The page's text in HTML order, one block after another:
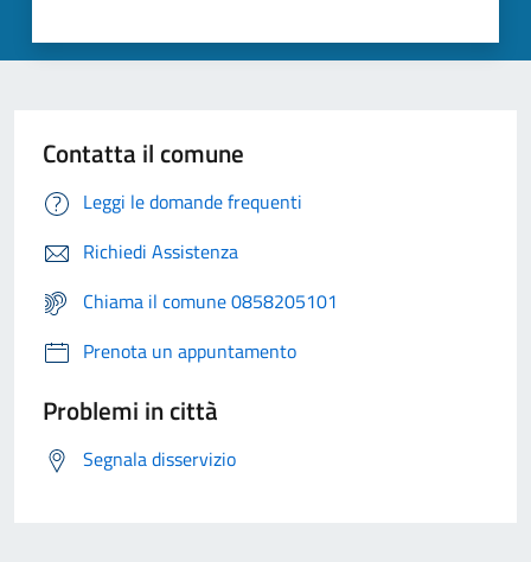
Contatta il comune
Leggi le domande frequenti
Richiedi Assistenza
Chiama il comune 0858205101
Prenota un appuntamento
Problemi in città
Segnala disservizio